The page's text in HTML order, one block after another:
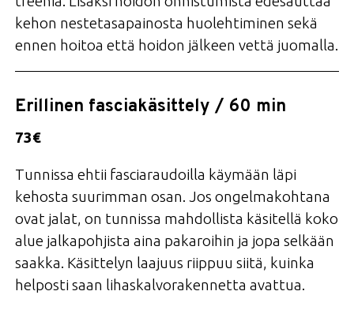
kehon nestetasapainosta huolehtiminen sekä
ennen hoitoa että hoidon jälkeen vettä juomalla.
73€
Erillinen fasciakäsittely / 60 min
Tunnissa ehtii fasciaraudoilla käymään läpi
kehosta suurimman osan. Jos ongelmakohtana
ovat jalat, on tunnissa mahdollista käsitellä koko
alue jalkapohjista aina pakaroihin ja jopa selkään
saakka. Käsittelyn laajuus riippuu siitä, kuinka
helposti saan lihaskalvorakennetta avattua.